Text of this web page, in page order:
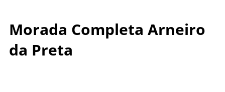
Morada Completa Arneiro
da Preta